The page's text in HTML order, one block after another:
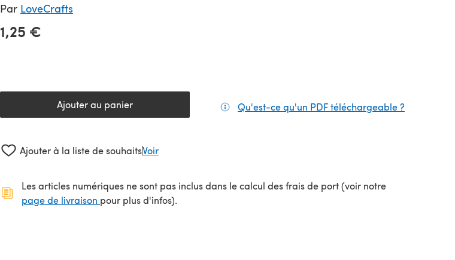
Par LoveCrafts
1,25 €
Ajouter au panier Qu'est-ce qu'un PDF téléchargeable ?
Ajouter à la liste de souhaitsVoir
Les articles numériques ne sont pas inclus dans le calcul des frais de port (voir notre
page de livraison (s'ouvre dans un nouvel onglet)
pour plus d'infos).